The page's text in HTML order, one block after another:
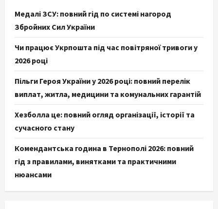
Медалі ЗСУ: повний гід по системі нагород
Збройних Сил України
Чи працює Укрпошта під час повітряної тривоги у
2026 році
Пільги Героя України у 2026 році: повний перелік
виплат, житла, медицини та комунальних гарантій
Хезболла це: повний огляд організації, історії та
сучасного стану
Комендантська година в Тернополі 2026: повний
гід з правилами, винятками та практичними
нюансами